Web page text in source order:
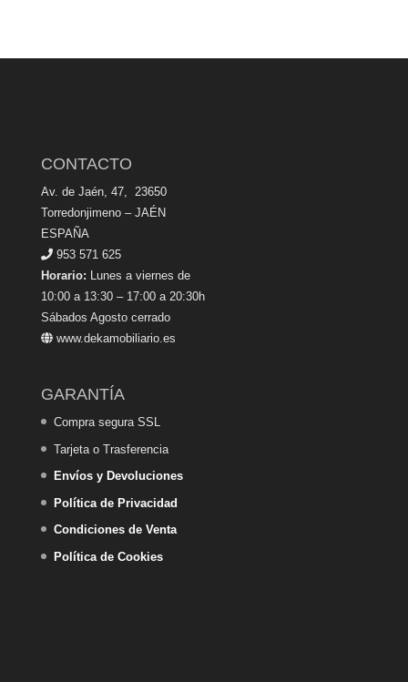
CONTACTO
Av. de Jaén, 47, 23650
Torredonjimeno – JAÉN
ESPAÑA
953 571 625
Horario: Lunes a viernes de
10:00 a 13:30 – 17:00 a 20:30h
Sábados Agosto cerrado
www.dekamobiliario.es
GARANTÍA
Compra segura SSL
Tarjeta o Trasferencia
Envíos y Devoluciones
Política de Privacidad
Condiciones de Venta
Política de Cookies